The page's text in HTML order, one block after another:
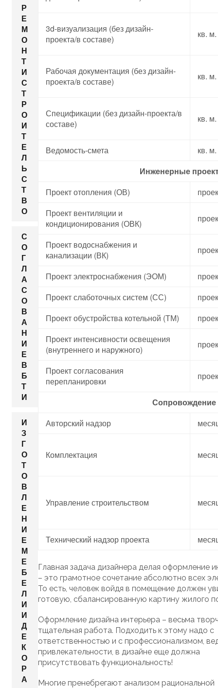
Р
Е
М
О
Н
Т
И
С
Т
Р
О
И
Т
Е
Л
Ь
С
Т
В
О
С
О
Г
Л
А
С
О
В
А
Н
И
Е
В
Б
Т
И
И
З
Г
О
Т
О
В
Л
Е
Н
И
Е
М
Е
Б
Е
Л
И
И
Д
Е
К
О
Р
А
3d-визуализация (без дизайн-
проекта/в составе)
кв. м.
Рабочая документация (без дизайн-
проекта/в составе)
кв. м.
Спецификации (без дизайн-проекта/в
составе)
кв. м.
Ведомость-смета
кв. м.
Инженерные
Проект отопления (ОВ)
Проект вентиляции и
кондиционирования (ОВК)
Проект водоснабжения и
канализации (ВК)
Проект электроснабжения (ЭОМ)
Проект слаботочных систем (СС)
Проект обустройства котельной (ТМ)
Проект интенсивности освещения
(внутреннего и наружного)
Проект согласования
перепланировки
Сопровождение
Авторский надзор
Комплектация
Управление строительством
Технический надзор проекта
Главная задача дизайнера делая оформление
– это грамотное сочетание абсолютно всех
То есть, человек войдя в помещение должен
готовую, сбалансированную картину жилого
Оформление дизайна интерьера – весьма
тщательная работа. Подходить к этому надо с
ответственностью и с профессионализмом,
привлекательности, в дизайне еще должна
присутствовать функциональность!
Многие пренебрегают анализом рациональной